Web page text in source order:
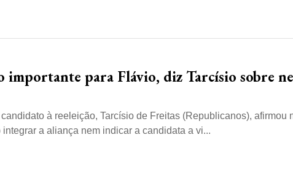
importante para Flávio, diz Tarcísio sobre
à reeleição, Tarcísio de Freitas (Republicanos), afirmou
a aliança nem indicar a candidata a vi...